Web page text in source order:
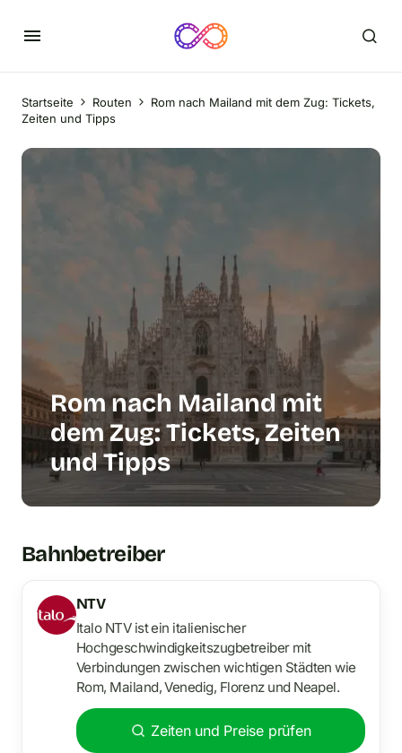
Startseite Routen
Rom nach Mailand mit dem Zug: Tickets,
Zeiten und Tipps
Rom nach Mailand mit
dem Zug: Tickets, Zeiten
und Tipps
Bahnbetreiber
NTV
Italo NTV ist ein italienischer
Hochgeschwindigkeitszugbetreiber mit
Verbindungen zwischen wichtigen Städten wie
Rom, Mailand, Venedig, Florenz und Neapel.
Zeiten und Preise prüfen